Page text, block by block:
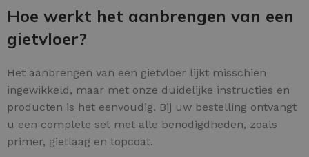
Hoe werkt het aanbrengen van een
gietvloer?
Het aanbrengen van een gietvloer lijkt misschien
ingewikkeld, maar met onze duidelijke instructies en
producten is het eenvoudig. Bij uw bestelling ontvangt
u een complete set met alle benodigdheden, zoals
primer, gietlaag en topcoat.